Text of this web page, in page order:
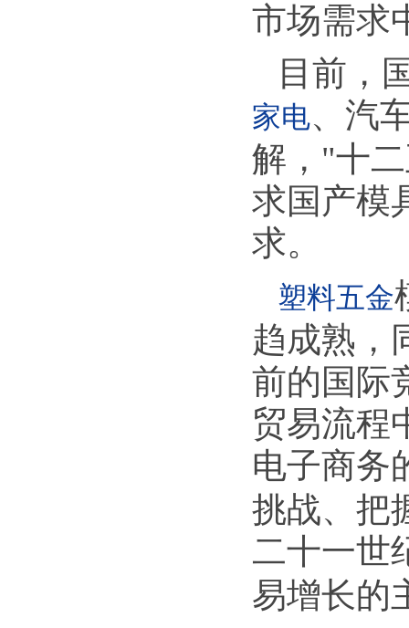
市场需求
目前，
家电、汽
解，"十
求国产模
求。
塑料五金
趋成熟，
前的国际
贸易流程
电子商务
挑战、把
二十一世
易增长的